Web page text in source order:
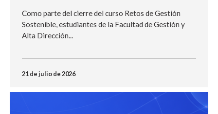
Como parte del cierre del curso Retos de Gestión
Sostenible, estudiantes de la Facultad de Gestión y
Alta Dirección...
21 de julio de 2026